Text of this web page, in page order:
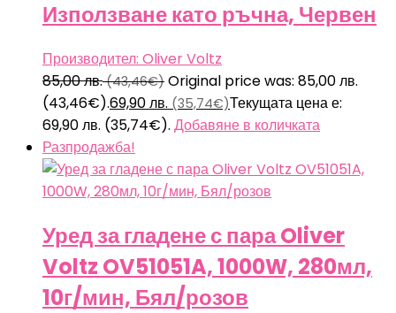
Използване като ръчна, Червен
Производител: Oliver Voltz
85,00лв.(43,46€) Original price was: 85,00 лв.
(43,46€).69,90лв. (35,74€)Текущата цена е:
69,90 лв. (35,74€). Добавяне в количката
Разпродажба!
Уред за гладене с пара Oliver
Voltz OV51051A, 1000W, 280мл,
10г/мин, Бял/розов